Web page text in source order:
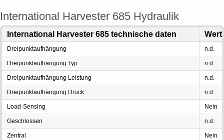
International Harvester 685 Hydraulik
International Harvester 685 technische daten Wert
Dreipunktaufhängung n.d.
Dreipunktaufhängung Typ n.d.
Dreipunktaufhängung Leistung n.d.
Dreipunktaufhängung Druck n.d.
Load-Sensing Nein
Geschlossen n.d.
Zentral Nein